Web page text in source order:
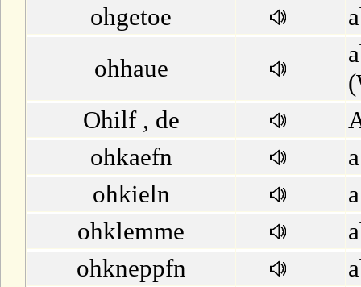
ohgetoe
ohhaue
Ohilf , de
ohkaefn
ohkieln
ohklemme
ohkneppfn